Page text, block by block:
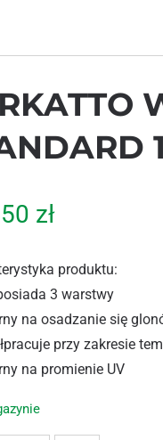
zł
produktu:
3 warstwy
na osadzanie się
przy zakresie
na promienie UV